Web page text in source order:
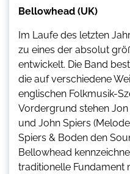
Bellowhead (UK)
Im Laufe des letzten
zu eines der absolut
entwickelt. Die Band
die auf verschiedene
englischen Folkmusik-
Vordergrund stehen Jon
und John Spiers
Spiers & Boden den
Bellowhead
traditionelle Fundament